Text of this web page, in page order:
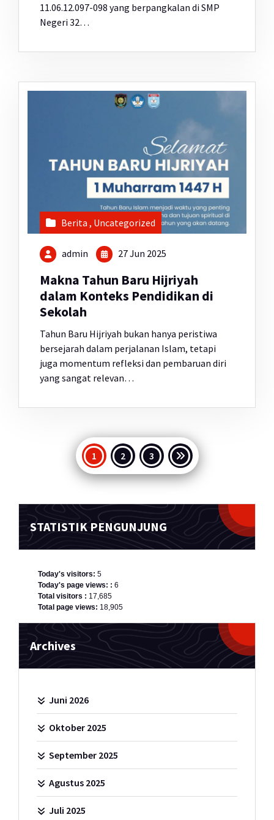
11.06.12.097-098 yang berpangkalan di SMP
Negeri 32…
Berita , Uncategorized
admin 27 Jun 2025
Makna Tahun Baru Hijriyah
dalam Konteks Pendidikan di
Sekolah
Tahun Baru Hijriyah bukan hanya peristiwa
bersejarah dalam perjalanan Islam, tetapi
juga momentum refleksi dan pembaruan diri
yang sangat relevan…
Paginasi
pos
1 2 3
STATISTIK PENGUNJUNG
Today's visitors: 5
Today's page views: : 6
Total visitors : 17,685
Total page views: 18,905
Archives
Juni 2026
Oktober 2025
September 2025
Agustus 2025
Juli 2025